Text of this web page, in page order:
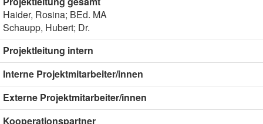
Haider, Rosina; BEd. MA
Schaupp, Hubert; Dr.
Projektleitung intern
Interne Projektmitarbeiter/innen
Externe Projektmitarbeiter/innen
Kooperationspartner